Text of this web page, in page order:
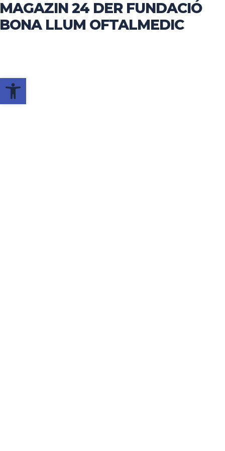
Werkzeugleiste öffnen
Skip
main
24 DER FUNDACIÓ
LLUM OFTALMEDIC